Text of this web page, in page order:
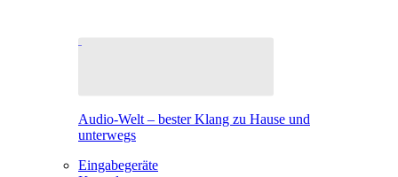
Audio-Welt – bester Klang zu Hause und
unterwegs
Eingabegeräte